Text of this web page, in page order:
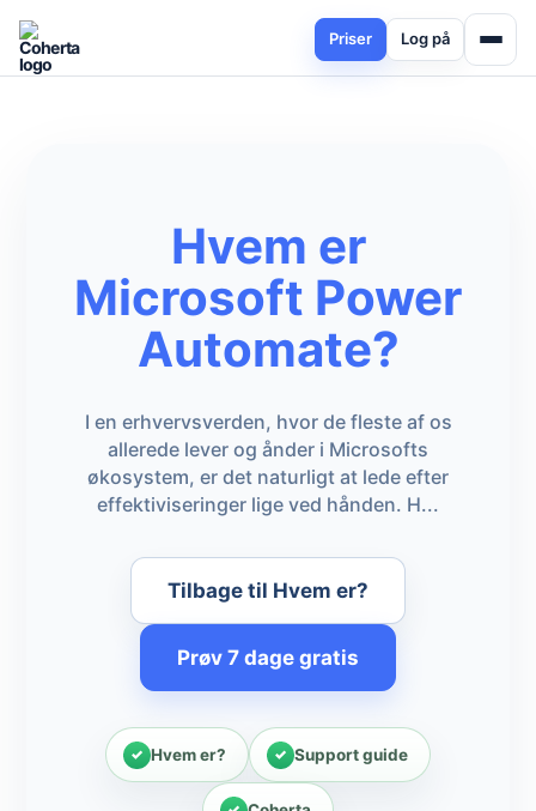
Priser Log på
Hvem er
Microsoft Power
Automate?
I en erhvervsverden, hvor de fleste af os
allerede lever og ånder i Microsofts
økosystem, er det naturligt at lede efter
effektiviseringer lige ved hånden. H...
Tilbage til Hvem er?
Prøv 7 dage gratis
Hvem er? Support guide